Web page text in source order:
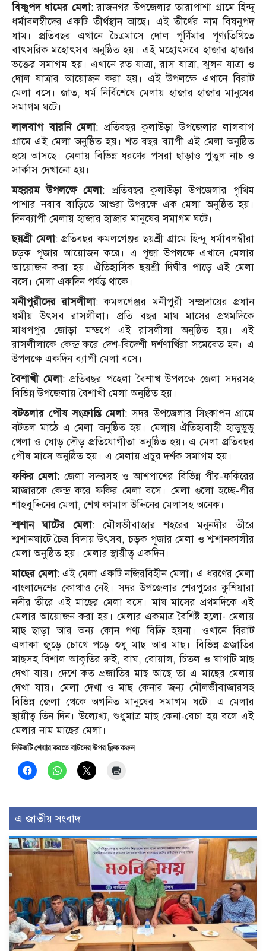
বিষ্ণুপদ ধামের মেলা: রাজনগর উপজেলার তারাপাশা গ্রামে হিন্দু
ধর্মাবলম্বীদের একটি তীর্থস্থান আছে। এই তীর্থের নাম বিষনুপদ
ধাম। প্রতিবছর এখানে চৈত্রমাসে দোল পূর্ণিমার পূণ্যতিথিতে
বাৎসরিক মহোৎসব অনুষ্ঠিত হয়। এই মহোৎসবে হাজার হাজার
ভক্তের সমাগম হয়। এখানে রত যাত্রা, রাস যাত্রা, ঝুলন যাত্রা ও
দোল যাত্রার আয়োজন করা হয়। এই উপলক্ষে এখানে বিরাট
মেলা বসে। জাত, ধর্ম নির্বিশেষে মেলায় হাজার হাজার মানুষের
সমাগম ঘটে।
লালবাগ বারনি মেলা: প্রতিবছর কুলাউড়া উপজেলার লালবাগ
গ্রামে এই মেলা অনুষ্ঠিত হয়। শত বছর ব্যাপী এই মেলা অনুষ্ঠিত
হয়ে আসছে। মেলায় বিভিন্ন ধরণের পসরা ছাড়াও পুতুল নাচ ও
সার্কাস দেখানো হয়।
মহররম উপলক্ষে মেলা: প্রতিবছর কুলাউড়া উপজেলার পৃথিম
পাশার নবাব বাড়িতে আশুরা উপরক্ষে এক মেলা অনুষ্ঠিত হয়।
দিনব্যাপী মেলায় হাজার হাজার মানুষের সমাগম ঘটে।
ছয়শ্রী মেলা: প্রতিবছর কমলগেঞ্জর ছয়শ্রী গ্রামে হিন্দু ধর্মাবলম্বীরা
চড়ক পূজার আয়োজন করে। এ পূজা উপলক্ষে এখানে মেলার
আয়োজন করা হয়। ঐতিহাসিক ছয়শ্রী দিঘীর পাড়ে এই মেলা
বসে। মেলা একদিন পর্যন্ত থাকে।
মনীপুরীদের রাসলীলা: কমলগেঞ্জর মনীপুরী সম্প্রদায়ের প্রধান
ধর্মীয় উৎসব রাসলীলা। প্রতি বছর মাঘ মাসের প্রথমদিকে
মাধপপুর জোড়া মন্ডপে এই রাসলীলা অনুষ্ঠিত হয়। এই
রাসলীলাকে কেন্দ্র করে দেশ-বিদেশী দর্শণার্থিরা সমেবেত হন। এ
উপলক্ষে একদিন ব্যাপী মেলা বসে।
বৈশাখী মেলা: প্রতিবছর পহেলা বৈশাখ উপলক্ষে জেলা সদরসহ
বিভিন্ন উপজেলায় বৈশাখী মেলা অনুষ্ঠিত হয়।
বটতলার পৌষ সংক্রান্তি মেলা: সদর উপজেলার সিংকাপন গ্রামে
বটতল মাঠে এ মেলা অনুষ্ঠিত হয়। মেলায় ঐতিহ্যবাহী হাডুডুডু
খেলা ও ঘোড় দৌড় প্রতিযোগীতা অনুষ্ঠিত হয়। এ মেলা প্রতিবছর
পৌষ মাসে অনুষ্ঠিত হয়। এ মেলায় প্রচুর দর্শক সমাগম হয়।
ফকির মেলা: জেলা সদরসহ ও আশপাশের বিভিন্ন পীর-ফকিরের
মাজারকে কেন্দ্র করে ফকির মেলা বসে। মেলা গুলো হচ্ছে-পীর
শাহবুদ্দিনের মেলা, শেখ কামাল উদ্দিনের মেলাসহ অনেক।
শ্মশান ঘাটের মেলা: মৌলভীবাজার শহরের মনুনদীর তীরে
শ্মশানঘাটে চৈত্র বিদায় উৎসব, চড়ক পূজার মেলা ও শ্মশানকালীর
মেলা অনুষ্ঠিত হয়। মেলার স্থায়ীত্ব একদিন।
মাছের মেলা: এই মেলা একটি নজিরবিহীন মেলা। এ ধরণের মেলা
বাংলাদেশের কোথাও নেই। সদর উপজেলার শেরপুরের কুশিয়ারা
নদীর তীরে এই মাছের মেলা বসে। মাঘ মাসের প্রথমদিকে এই
মেলার আয়োজন করা হয়। মেলার একমাত্র বৈশিষ্ট হলো- মেলায়
মাছ ছাড়া আর অন্য কোন পণ্য বিক্রি হয়না। ওখানে বিরাট
এলাকা জুড়ে চোখে পড়ে শুধু মাছ আর মাছ। বিভিন্ন প্রজাতির
মাছসহ বিশাল আকৃতির রুই, বাঘ, বোয়াল, চিতল ও ঘাগটি মাছ
দেখা যায়। দেশে কত প্রজাতির মাছ আছে তা এ মাছের মেলায়
দেখা যায়। মেলা দেখা ও মাছ কেনার জন্য মৌলভীবাজারসহ
বিভিন্ন জেলা থেকে অগনিত মানুষের সমাগম ঘটে। এ মেলার
স্থায়ীত্ব তিন দিন। উল্যেখ্য, শুধুমাত্র মাছ কেনা-বেচা হয় বলে এই
মেলার নাম মাছের মেলা।
নিউজটি শেয়ার করতে বাটনের উপর ক্লিক করুন
এ জাতীয় সংবাদ